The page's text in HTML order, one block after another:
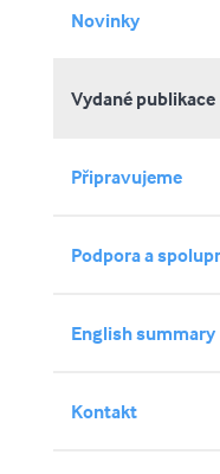
Novinky
Vydané publikace
Připravujeme
Podpora a
English summary
Kontakt